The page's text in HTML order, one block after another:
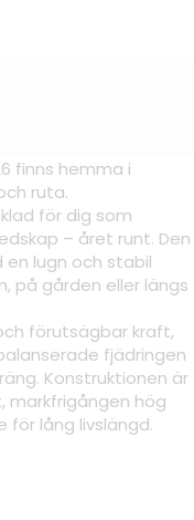
finns hemma i
ruta.
för dig som
– året runt. Den
en lugn och stabil
på gården eller längs
förutsägbar kraft,
fjädringen
Konstruktionen är
markfrigången hög
för lång livslängd.